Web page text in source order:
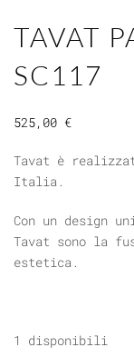
TAVAT
SC117
525,00 €
Tavat è
Italia.
Con un design
Tavat sono la
estetica.
1 disponibili